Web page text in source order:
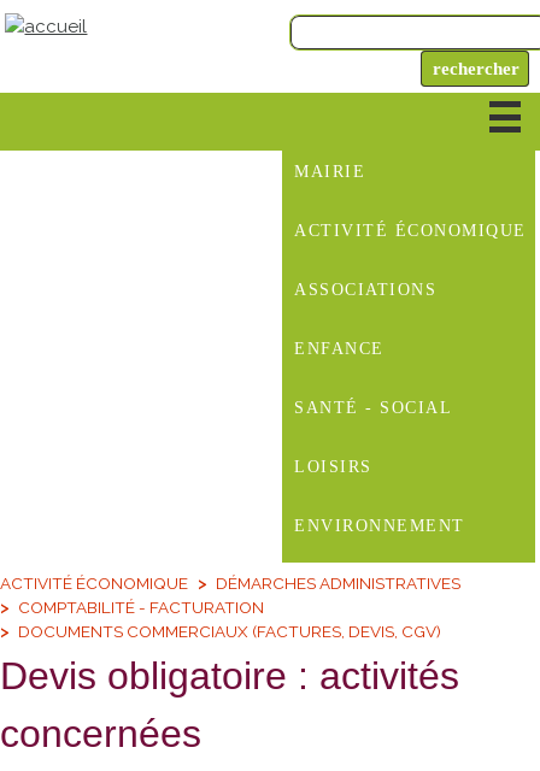
MAIRIE
ACTIVITÉ ÉCONOMIQUE
ASSOCIATIONS
ENFANCE
SANTÉ - SOCIAL
LOISIRS
ENVIRONNEMENT
ACTIVITÉ ÉCONOMIQUE
DÉMARCHES ADMINISTRATIVES
COMPTABILITÉ - FACTURATION
DOCUMENTS COMMERCIAUX (FACTURES, DEVIS, CGV)
Devis obligatoire : activités
concernées